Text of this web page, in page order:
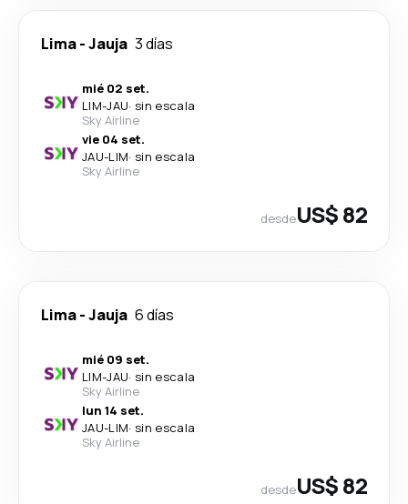
Lima-Jauja 3 días
mié 02 set.
LIM-JAU· sin escala
Sky Airline
vie 04 set.
JAU-LIM· sin escala
Sky Airline
desdeUS$ 82
Lima-Jauja 6 días
mié 09 set.
LIM-JAU· sin escala
Sky Airline
lun 14 set.
JAU-LIM· sin escala
Sky Airline
desdeUS$ 82